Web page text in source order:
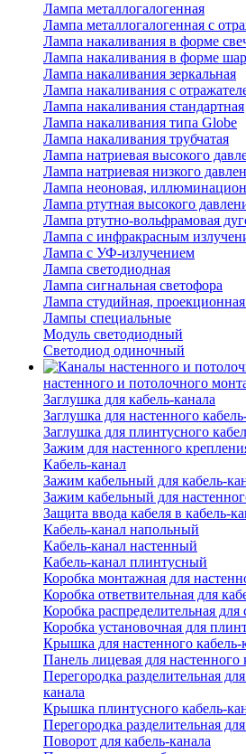
Лампа металлогалогенная
Лампа металлогалогенная с
Лампа накаливания в форме
Лампа накаливания в форме
Лампа накаливания зеркальная
Лампа накаливания с
Лампа накаливания стандартная
Лампа накаливания типа Globe
Лампа накаливания трубчатая
Лампа натриевая высокого
Лампа натриевая низкого
Лампа неоновая,
Лампа ртутная высокого
Лампа ртутно-вольфрамовая
Лампа с инфракрасным
Лампа с УФ-излучением
Лампа светодиодная
Лампа сигнальная светофора
Лампа студийная,
Лампы специальные
Модуль светодиодный
Светодиод одиночный
настенного и потолочного
Заглушка для кабель-канала
Заглушка для настенного
Заглушка для плинтусного
Зажим для настенного
Кабель-канал
Зажим кабельный для кабель-
Зажим кабельный для
Защита ввода кабеля в кабель-
Кабель-канал напольный
Кабель-канал настенный
Кабель-канал плинтусный
Коробка монтажная для
Коробка ответвительная для
Коробка распределительная для
Коробка установочная для
Крышка для настенного кабель-
Панель лицевая для настенного
Перегородка разделительная
канала
Крышка плинтусного кабель-
Перегородка разделительная
Поворот для кабель-канала